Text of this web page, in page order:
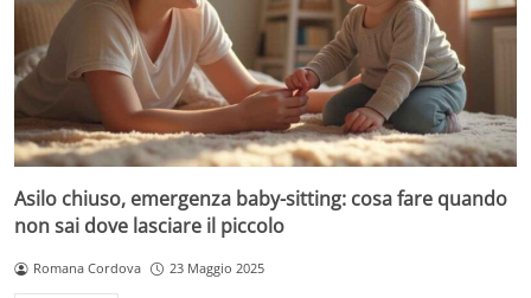
Asilo chiuso, emergenza baby-sitting: cosa fare quando
non sai dove lasciare il piccolo
Romana Cordova 23 Maggio 2025